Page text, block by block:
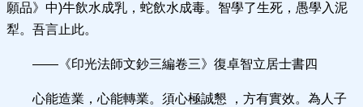
願品》中)牛飲水成乳，蛇飲水成毒。智學了生死，愚學入泥
犁。吾言止此。
——《印光法師文鈔三編卷三》復卓智立居士書四
心能造業，心能轉業。須心極誠懇 ，方有實效。為人子